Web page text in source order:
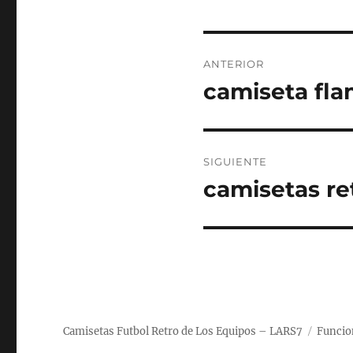
de
ANTERIOR
Entrada
camiseta
SIGUIENTE
Entrada
camisetas
Camisetas Futbol Retro de Los Equipos – LARS7